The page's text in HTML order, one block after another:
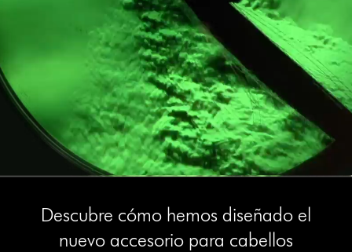
Descubre cómo hemos diseñado el
nuevo accesorio para cabellos